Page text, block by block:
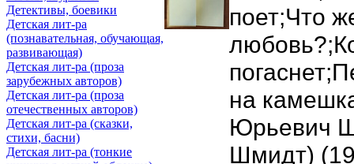
Детективы, боевики
Детская лит-ра
(познавательная, обучающая,
развивающая)
Детская лит-ра (проза
зарубежных авторов)
Детская лит-ра (проза
отечественных авторов)
Детская лит-ра (сказки,
стихи, басни)
Детская лит-ра (тонкие
поет;Что
на
Юрьевич
Шмидт)